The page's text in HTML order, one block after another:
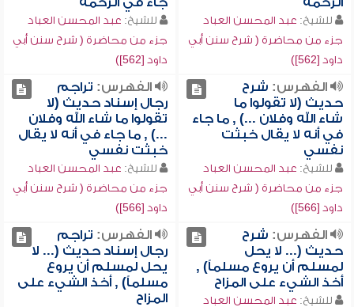
للشيخ: عبد المحسن العباد
جزء من محاضرة ( شرح سنن أبي
داود [562])
للشيخ: عبد المحسن العباد
جزء من محاضرة ( شرح سنن أبي
داود [562])
الفهرس: شرح
حديث (لا تقولوا ما
شاء الله وفلان ...) , ما جاء
في أنه لا يقال خبثت
نفسي
للشيخ: عبد المحسن العباد
جزء من محاضرة ( شرح سنن أبي
داود [566])
الفهرس: تراجم
رجال إسناد حديث (لا
تقولوا ما شاء الله وفلان
...) , ما جاء في أنه لا يقال
خبثت نفسي
للشيخ: عبد المحسن العباد
جزء من محاضرة ( شرح سنن أبي
داود [566])
الفهرس: شرح
حديث (... لا يحل
لمسلم أن يروع مسلماً) ,
أخذ الشيء على المزاح
للشيخ: عبد المحسن العباد
الفهرس: تراجم
رجال إسناد حديث (... لا
يحل لمسلم أن يروع
مسلماً) , أخذ الشيء على
المزاح